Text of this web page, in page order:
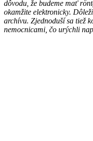
dôvodu, že budeme mať
okamžite elektronicky.
archívu. Zjednoduší sa tiež
nemocnicami, čo urýchli